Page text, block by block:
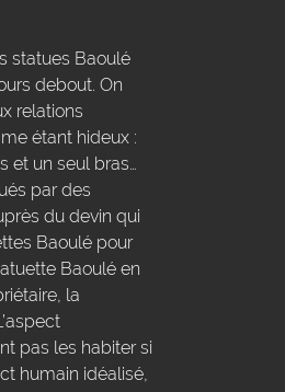
statues Baoulé
debout. On
relations
étant hideux :
et un seul bras…
par des
du devin qui
Baoulé pour
Baoulé en
la
pas les habiter si
humain idéalisé,